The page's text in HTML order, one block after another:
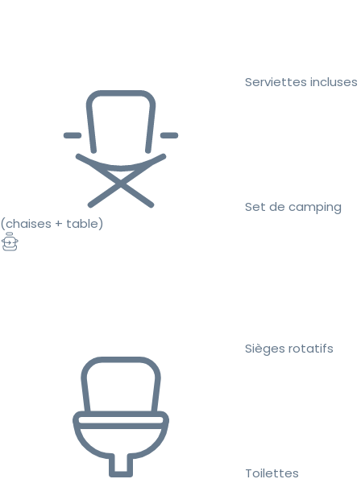
Serviettes incluses
Set de camping
(chaises + table)
Sièges rotatifs
Toilettes